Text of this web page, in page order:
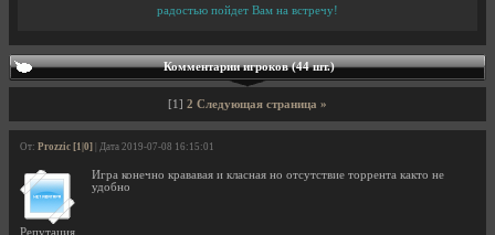
радостью пойдет Вам на встречу!
Комментарии игроков (44 шт.)
[1] 2 Следующая страница »
От: Prozzic [1|0] | Дата 2019-07-08 16:15:01
Репутация
Игра конечно крававая и класная но отсутствие торрента както не
удобно